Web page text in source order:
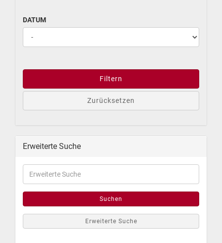
DATUM
Filtern
Zurücksetzen
Erweiterte Suche
Suchen
Erweiterte Suche